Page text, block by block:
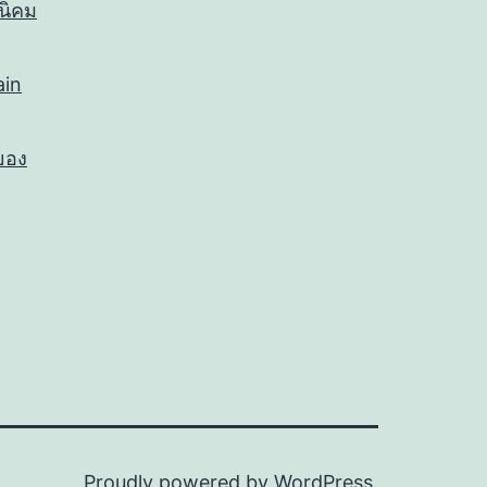
คม
ง
Proudly powered by WordPress